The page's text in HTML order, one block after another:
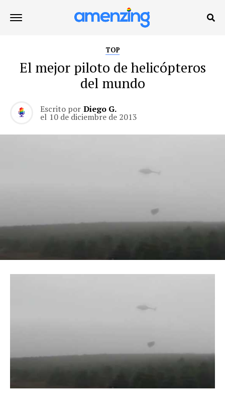
TOP
El mejor piloto de helicópteros
del mundo
Escrito por Diego G.
el 10 de diciembre de 2013